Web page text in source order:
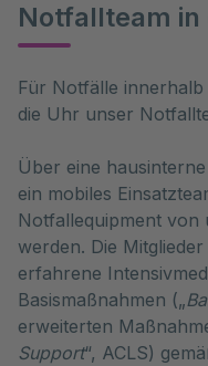
Notfallteam in
Für Notfälle
die Uhr unser
Über eine
ein mobiles
Notfallequipment von
werden. Die
erfahrene
Basismaßnahmen („
erweiterten
Support“, ACLS)